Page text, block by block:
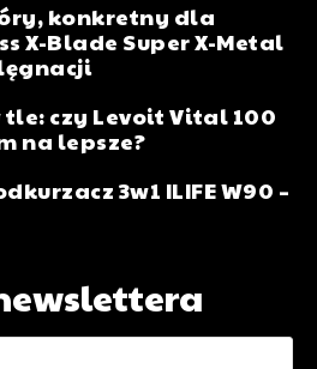
konkretny dla
X-Blade Super X-Metal
czy Levoit Vital 100
na lepsze?
3w1 ILIFE W90 –